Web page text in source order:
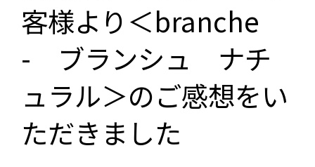
客様より＜branche
- ブランシュ ナチ
ュラル＞のご感想をい
ただきました